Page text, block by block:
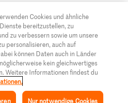
Cookies und ähnliche
bereitzustellen, zu
zu verbessern sowie um unsere
personalisieren, auch auf
können Daten auch in Länder
kein gleichwertiges
Weitere Informationen findest du
Nur notwendige Cookies